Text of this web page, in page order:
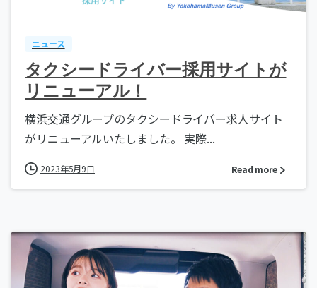
ニュース
タクシードライバー採用サイトが
リニューアル！
横浜交通グループのタクシードライバー求人サイト
がリニューアルいたしました。 実際...
2023年5月9日 Read more